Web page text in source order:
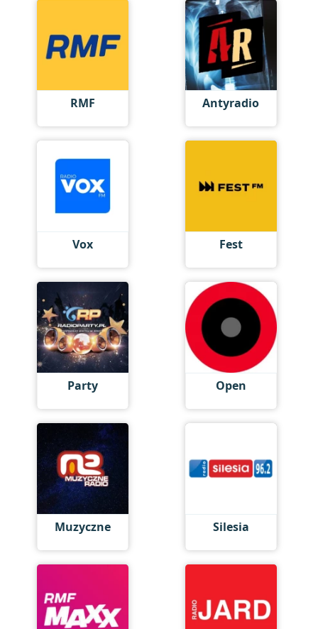
RMF Antyradio
Vox Fest
Party Open
Muzyczne Silesia